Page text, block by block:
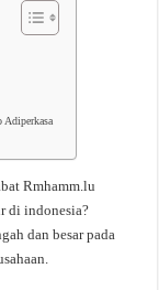
Adiperkasa
Rmhamm.lu
di indonesia?
dan besar pada